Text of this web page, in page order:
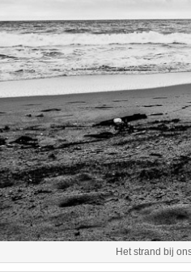
Het strand bij